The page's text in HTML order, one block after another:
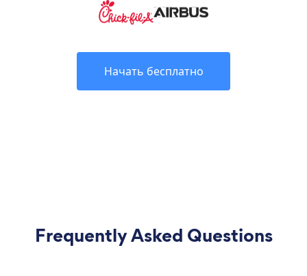
Начать бесплатно
Frequently Asked Questions